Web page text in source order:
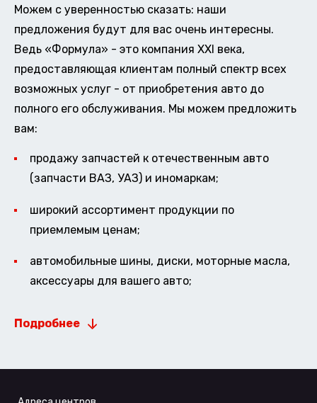
Можем с уверенностью сказать: наши
предложения будут для вас очень интересны.
Ведь «Формула» - это компания XXI века,
предоставляющая клиентам полный спектр всех
возможных услуг - от приобретения авто до
полного его обслуживания. Мы можем предложить
вам:
продажу запчастей к отечественным авто
(запчасти ВАЗ, УАЗ) и иномаркам;
широкий ассортимент продукции по
приемлемым ценам;
автомобильные шины, диски, моторные масла,
аксессуары для вашего авто;
Подробнее